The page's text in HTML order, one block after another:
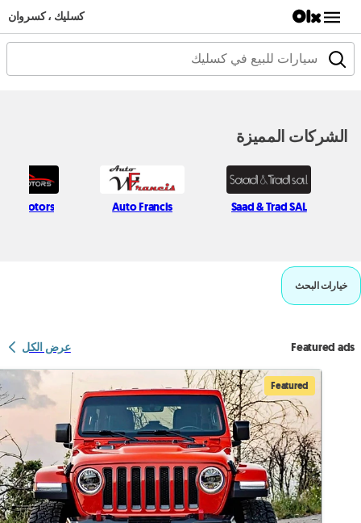
كسليك ، كسروان
الشركات المميزة
Saad & Trad SAL
Auto Francis
Motors
خيارات البحث
Featured ads عرض الكل
Featured